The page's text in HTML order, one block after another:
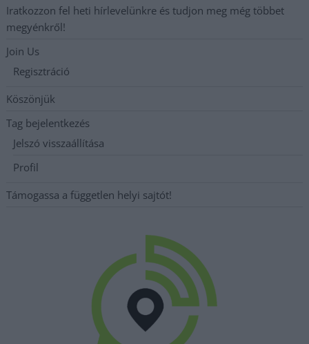
Iratkozzon fel heti hírlevelünkre és tudjon meg még többet
megyénkről!
Join Us
Regisztráció
Köszönjük
Tag bejelentkezés
Jelszó visszaállítása
Profil
Támogassa a független helyi sajtót!